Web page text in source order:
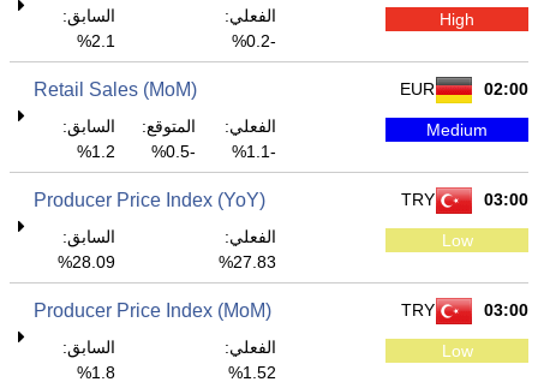
High
الفعلي:
-0.2%
السابق:
2.1%
02:00
EUR
Retail Sales (MoM)
Medium
الفعلي:
-1.1%
المتوقع:
-0.5%
السابق:
1.2%
03:00
TRY
Producer Price Index (YoY)
Low
الفعلي:
27.83%
السابق:
28.09%
03:00
TRY
Producer Price Index (MoM)
Low
الفعلي:
1.52%
السابق:
1.8%